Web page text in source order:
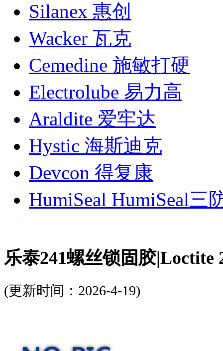
Silanex 惠创
Wacker 瓦克
Cemedine 施敏打硬
Electrolube 易力高
Araldite 爱牢达
Hystic 海斯迪克
Devcon 得复康
HumiSeal HumiSeal三
乐泰241螺丝锁固胶|Loctite
(更新时间：2026-4-19)